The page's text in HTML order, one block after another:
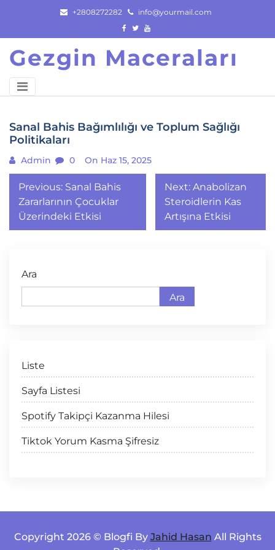
content
+2808272282 info@yourmail.com
Gezgin Maceraları
Sanal Bahis Bağımlılığı ve Toplum Sağlığı
Politikaları
Admin 0 On Haz 15, 2025
Yazı
gezinmesi
Previous: Sanal Bahis
Zararlarının Çocuklar
Üzerindeki Etkisi
Next: Anabolizan
Steroidlerin Kas
Artışına Etkisi
Ara
Ara
Liste
Sayfa Listesi
Spotify Takipçi Kazanma Hilesi
Tiktok Yorum Kasma Şifresiz
Copyright 2026 © Blogfi By Jahid Hasan All Rights